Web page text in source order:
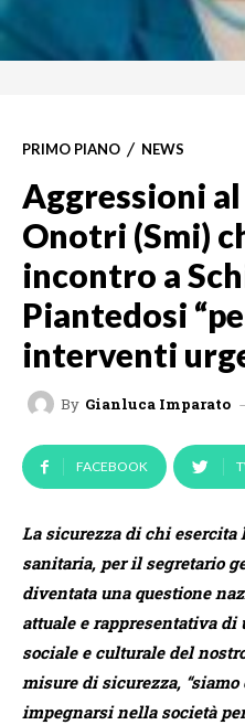
PRIMO PIANO NEWS
Aggressioni
Onotri (Smi)
incontro a
Piantedosi
interventi
By Gianluca Imparato
FACEBOOK
La sicurezza di chi esercita
sanitaria, per il segretario
diventata una questione
attuale e rappresentativa di
sociale e culturale del
misure di sicurezza,
impegnarsi nella società